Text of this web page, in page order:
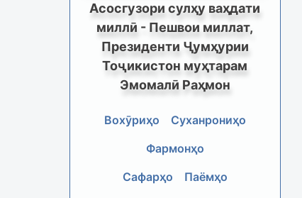
Асосгузори сулҳу ваҳдати
миллӣ - Пешвои миллат,
Президенти Ҷумҳурии
Тоҷикистон муҳтарам
Эмомалӣ Раҳмон
Вохӯриҳо
Суханрониҳо
Фармонҳо
Сафарҳо
Паёмҳо